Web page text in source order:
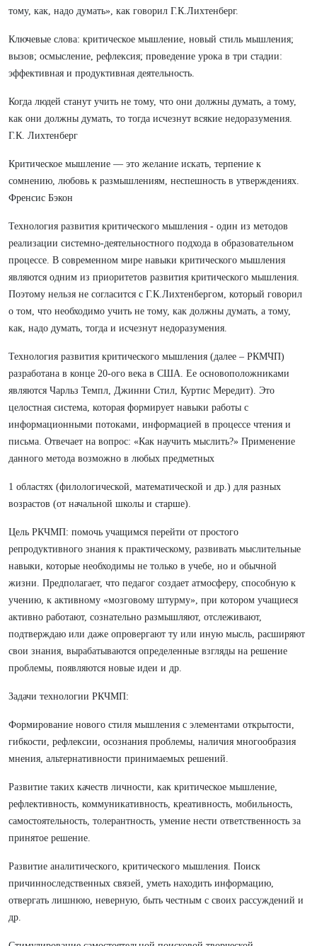
тому, как, надо думать», как говорил Г.К.Лихтенберг.
Ключевые слова: критическое мышление, новый стиль мышления;
вызов; осмысление, рефлексия; проведение урока в три стадии:
эффективная и продуктивная деятельность.
Когда людей станут учить не тому, что они должны думать, а тому,
как они должны думать, то тогда исчезнут всякие недоразумения.
Г.К. Лихтенберг
Критическое мышление — это желание искать, терпение к
сомнению, любовь к размышлениям, неспешность в утверждениях.
Френсис Бэкон
Технология развития критического мышления - один из методов
реализации системно-деятельностного подхода в образовательном
процессе. В современном мире навыки критического мышления
являются одним из приоритетов развития критического мышления.
Поэтому нельзя не согласится с Г.К.Лихтенбергом, который говорил
о том, что необходимо учить не тому, как должны думать, а тому,
как, надо думать, тогда и исчезнут недоразумения.
Технология развития критического мышления (далее – РКМЧП)
разработана в конце 20-ого века в США. Ее основоположниками
являются Чарльз Темпл, Джинни Стил, Куртис Мередит). Это
целостная система, которая формирует навыки работы с
информационными потоками, информацией в процессе чтения и
письма. Отвечает на вопрос: «Как научить мыслить?» Применение
данного метода возможно в любых предметных
1 областях (филологической, математической и др.) для разных
возрастов (от начальной школы и старше).
Цель РКЧМП: помочь учащимся перейти от простого
репродуктивного знания к практическому, развивать мыслительные
навыки, которые необходимы не только в учебе, но и обычной
жизни. Предполагает, что педагог создает атмосферу, способную к
учению, к активному «мозговому штурму», при котором учащиеся
активно работают, сознательно размышляют, отслеживают,
подтверждаю или даже опровергают ту или иную мысль, расширяют
свои знания, вырабатываются определенные взгляды на решение
проблемы, появляются новые идеи и др.
Задачи технологии РКЧМП:
Формирование нового стиля мышления с элементами открытости,
гибкости, рефлексии, осознания проблемы, наличия многообразия
мнения, альтернативности принимаемых решений.
Развитие таких качеств личности, как критическое мышление,
рефлективность, коммуникативность, креативность, мобильность,
самостоятельность, толерантность, умение нести ответственность за
принятое решение.
Развитие аналитического, критического мышления. Поиск
причинноследственных связей, уметь находить информацию,
отвергать лишнюю, неверную, быть честным с своих рассуждений и
др.